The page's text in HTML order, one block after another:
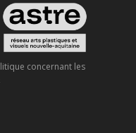
concernant les